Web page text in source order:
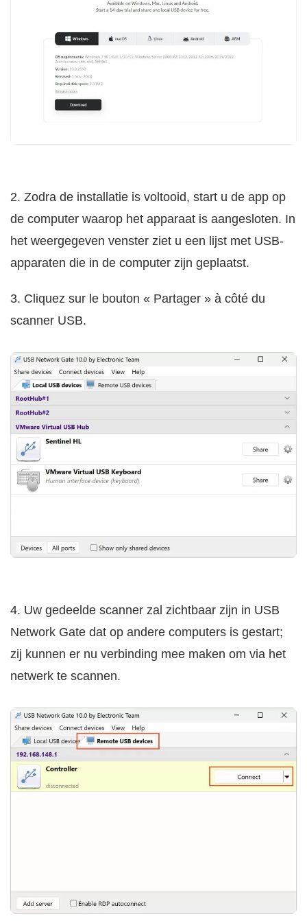
2. Zodra de installatie is voltooid, start u de app op
de computer waarop het apparaat is aangesloten. In
het weergegeven venster ziet u een lijst met USB-
apparaten die in de computer zijn geplaatst.
3. Cliquez sur le bouton « Partager » à côté du
scanner USB.
4. Uw gedeelde scanner zal zichtbaar zijn in USB
Network Gate dat op andere computers is gestart;
zij kunnen er nu verbinding mee maken om via het
netwerk te scannen.